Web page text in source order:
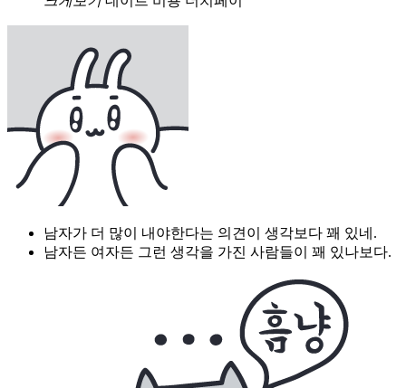
남자가 더 많이 내야한다는 의견이 생각보다 꽤 있네.
남자든 여자든 그런 생각을 가진 사람들이 꽤 있나보다.